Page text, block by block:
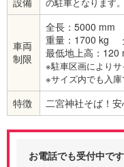
車両
制限
全長：5000 mm
重量：1700 kg
最低地上高：120
※駐車区画によりサ
※サイズ内でも入庫
特徴 二宮神社そば！
お電話でも受付中で